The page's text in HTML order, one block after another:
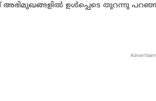
ഉള്‍പ്പെടെ തുറന്നു